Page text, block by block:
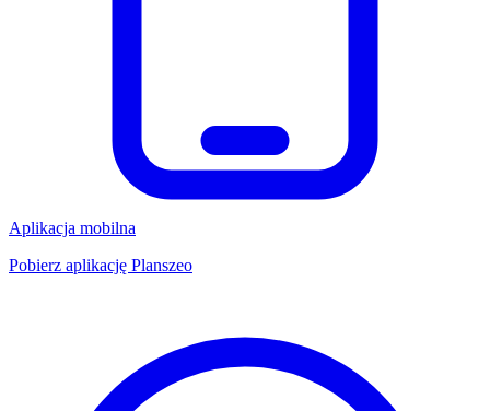
Aplikacja mobilna
Pobierz aplikację Planszeo